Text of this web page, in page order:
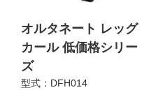
オルタネート レッグ
カール 低価格シリー
ズ
型式：DFH014